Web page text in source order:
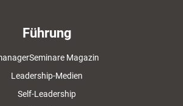
Führung
Magazin
Leadership-Medien
Self-Leadership